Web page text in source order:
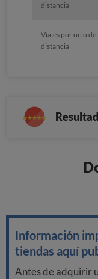
distancia
Viajes por ocio de
distancia
Información
tiendas aquí
Antes de adquirir